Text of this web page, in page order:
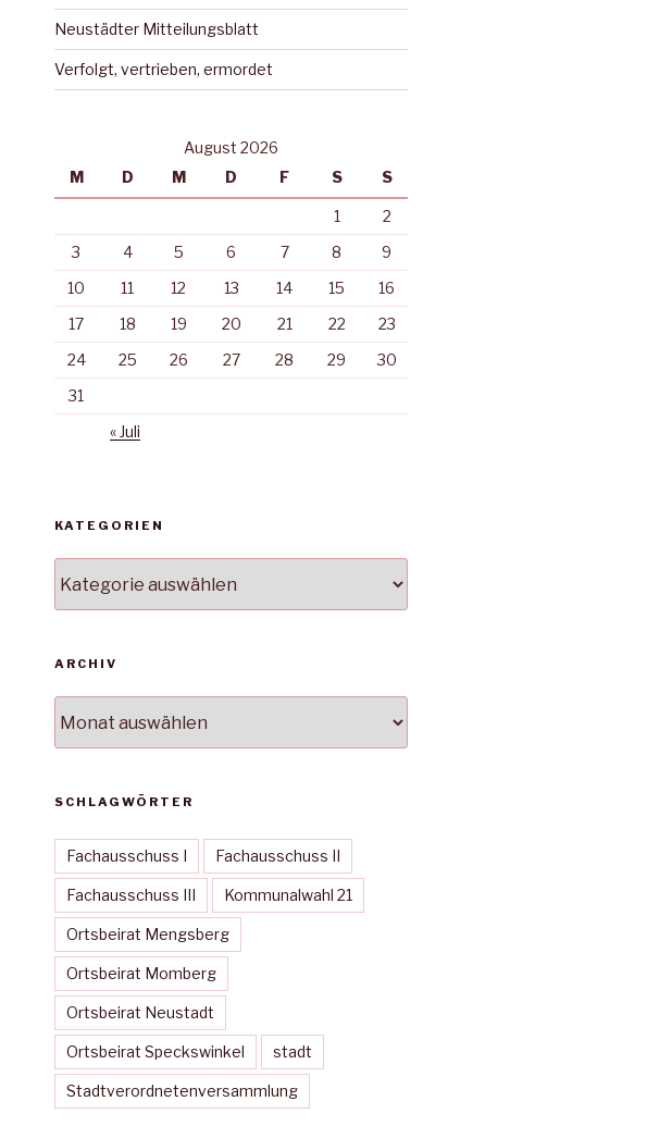
Neustädter Mitteilungsblatt
Verfolgt, vertrieben, ermordet
August 2026
M
D M D F S S
1
2
3
4 5 6 7 8
9
10
11 12 13 14 15
16
17
18 19 20 21 22
23
24
25 26 27 28 29
30
31
« Juli
KATEGORIEN
ARCHIV
SCHLAGWÖRTER
Fachausschuss I Fachausschuss II
Fachausschuss III Kommunalwahl 21
Ortsbeirat Mengsberg
Ortsbeirat Momberg
Ortsbeirat Neustadt
Ortsbeirat Speckswinkel stadt
Stadtverordnetenversammlung